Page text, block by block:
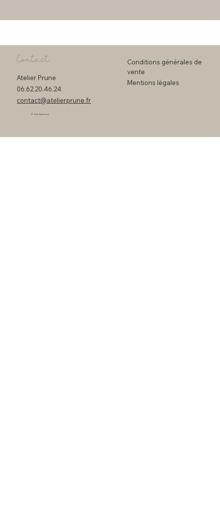
Contact
Atelier Prune
06.62.20.46.24
contact@atelierprune.fr
Conditions générales de
vente
Mentions légales
© 2026 Atelier Prune